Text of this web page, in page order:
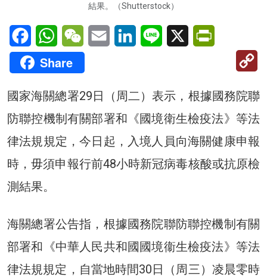
結果。（Shutterstock）
FacebookWhatsAppWeChatEmail LinkedInLine X
Share
國家海關總署29日（周二）表示，根據國務院聯
防聯控機制有關部署和《國境衛生檢疫法》等法
律法規規定，今日起，入境人員向海關健康申報
時，毋須申報行前48小時新冠病毒核酸或抗原檢
測結果。
海關總署公告指，根據國務院聯防聯控機制有關
部署和《中華人民共和國國境衞生檢疫法》等法
律法規規定，自當地時間30日（周三）凌晨零時